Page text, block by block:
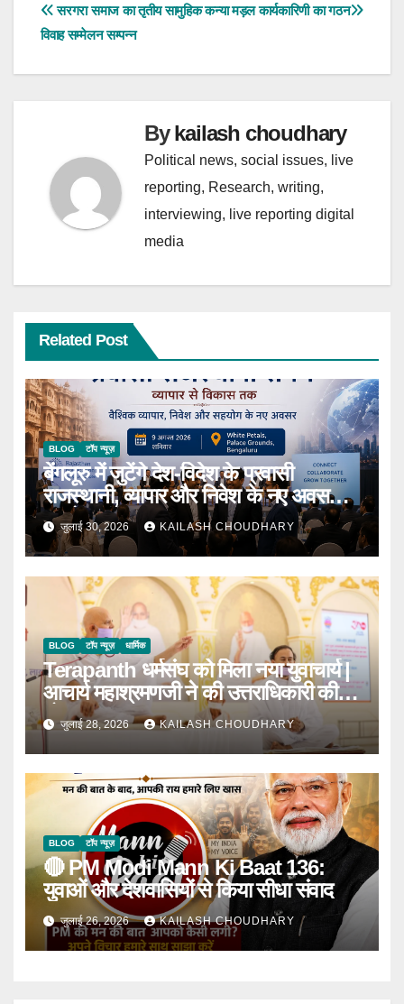
e
b
t
s
r
पोस्ट
कन्या मड़ल कार्यकारिणी का गठन
सरगरा समाज का तृतीय सामुहिक
विवाह सम्मेलन सम्पन्न
Bykailash choudhary
Political news, social issues, live
reporting, Research, writing,
interviewing, live reporting digital
media
Related Post
BLOG टॉप न्यूज़
बेंगलूरु में जुटेंगे देश-विदेश के प्रवासी
राजस्थानी, व्यापार और निवेश के नए अवसरों
पर होगा मंथन
जुलाई 30, 2026 KAILASH CHOUDHARY
BLOG टॉप न्यूज़ धार्मिक
Terapanth धर्मसंघ को मिला नया युवाचार्य |
आचार्य महाश्रमणजी ने की उत्तराधिकारी की
घोषणा
जुलाई 28, 2026 KAILASH CHOUDHARY
BLOG टॉप न्यूज़
🔴 PM Modi Mann Ki Baat 136:
युवाओं और देशवासियों से किया सीधा संवाद
जुलाई 26, 2026 KAILASH CHOUDHARY